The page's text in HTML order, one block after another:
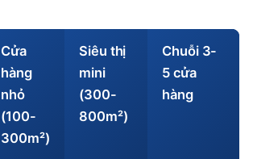
Cửa
hàng
nhỏ
(100-
300m²)
Siêu thị
mini
(300-
800m²)
Chuỗi 3-
5 cửa
hàng